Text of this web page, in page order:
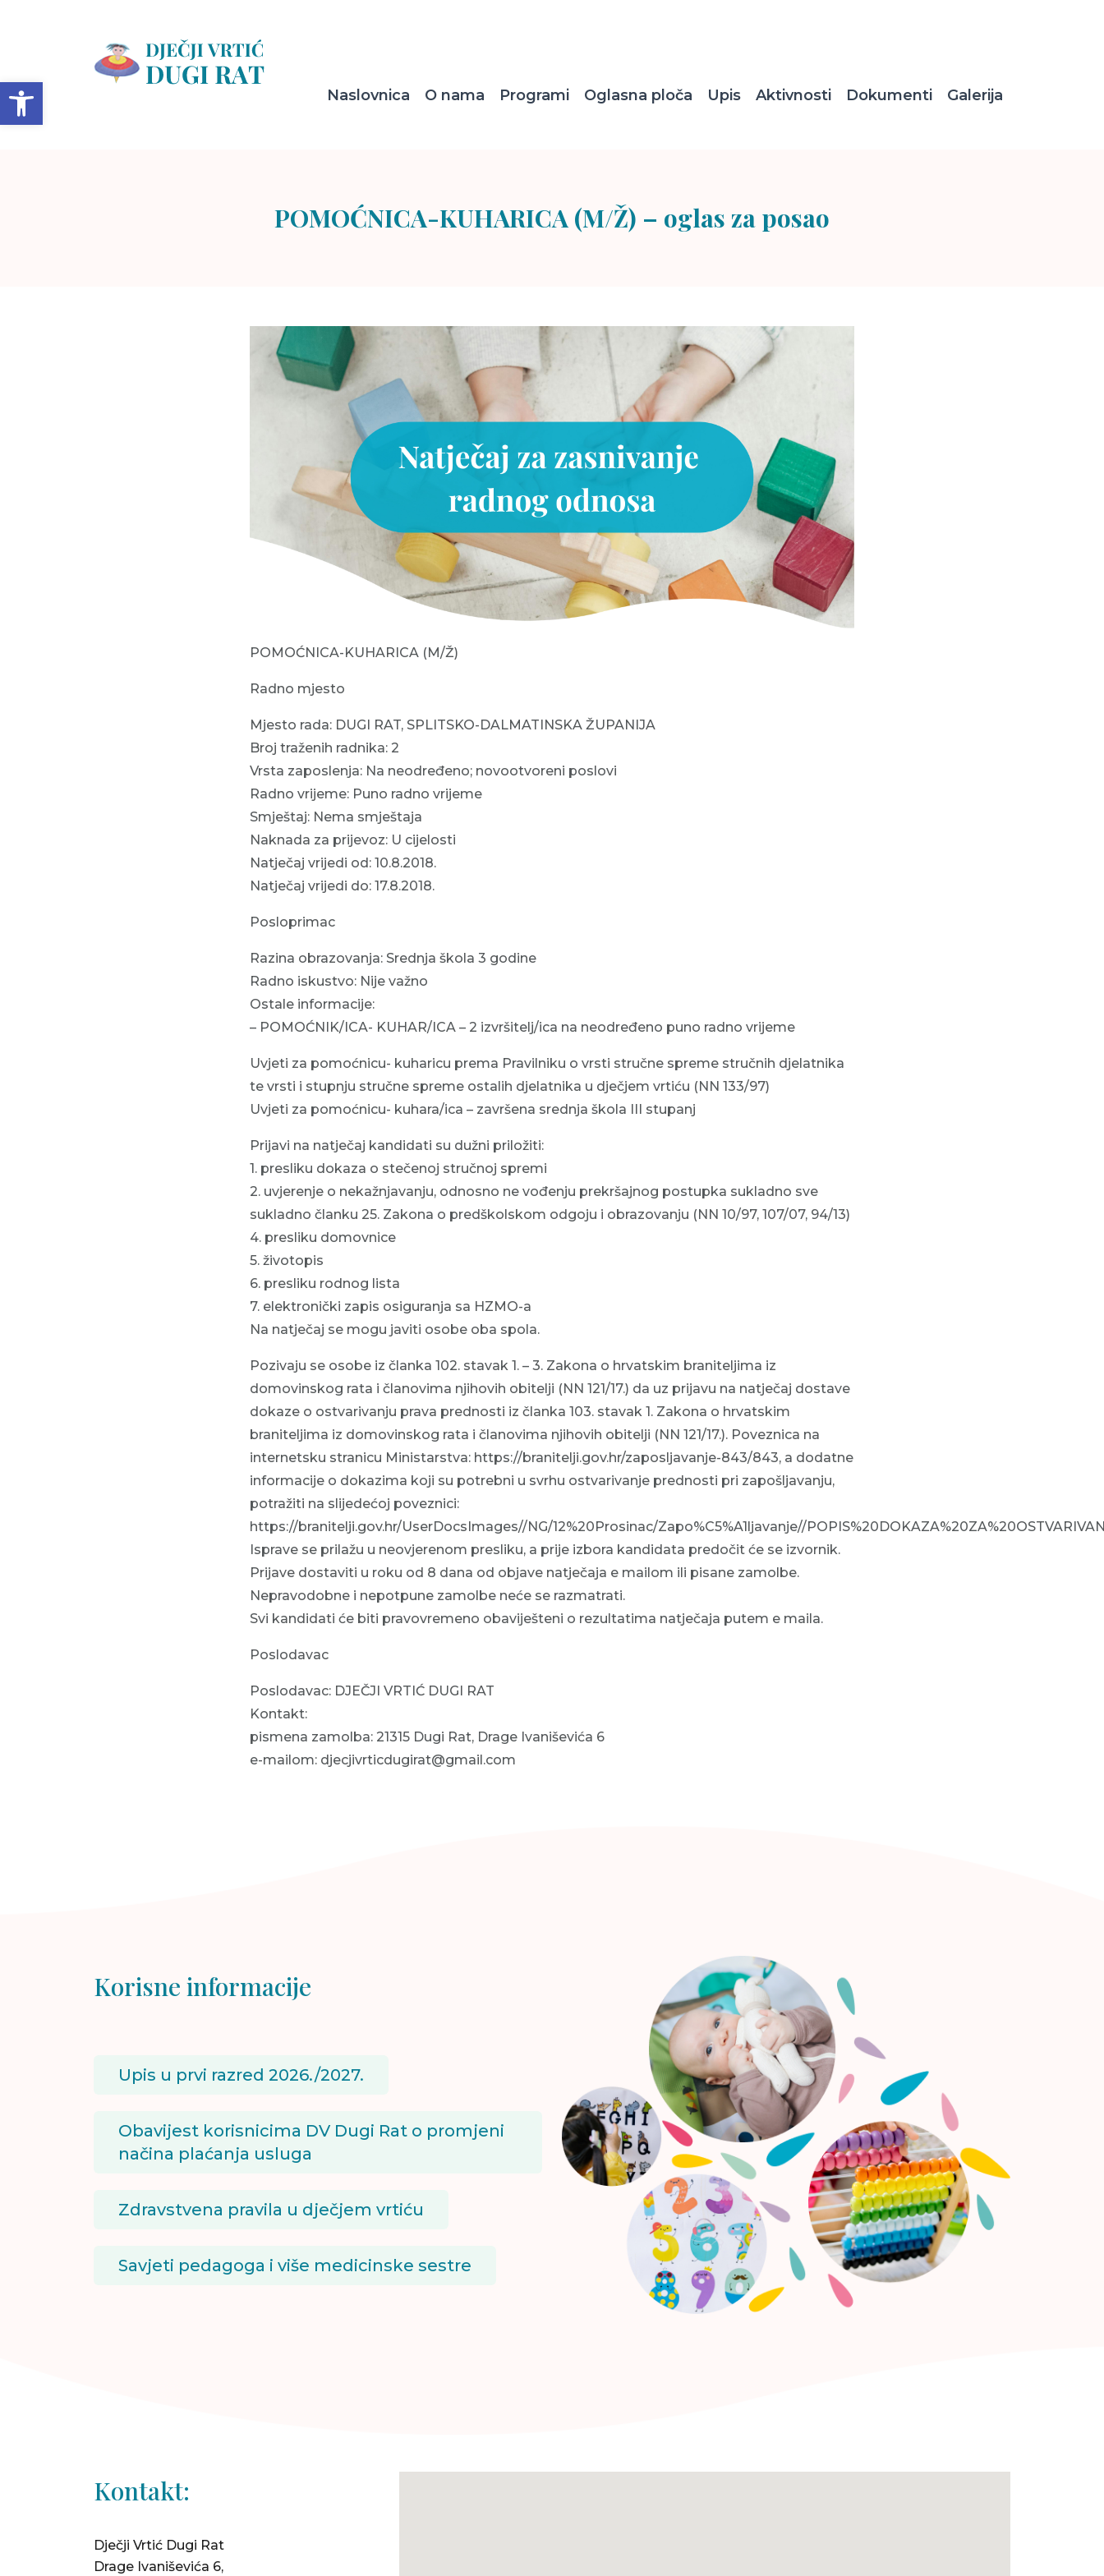
Open toolbar Naslovnica O nama Programi Oglasna ploča Upis Aktivnosti Dokumenti Galerija
POMOĆNICA-KUHARICA (M/Ž) – oglas za posao
POMOĆNICA-KUHARICA (M/Ž)
Radno mjesto
Mjesto rada: DUGI RAT, SPLITSKO-DALMATINSKA ŽUPANIJA
Broj traženih radnika: 2
Vrsta zaposlenja: Na neodređeno; novootvoreni poslovi
Radno vrijeme: Puno radno vrijeme
Smještaj: Nema smještaja
Naknada za prijevoz: U cijelosti
Natječaj vrijedi od: 10.8.2018.
Natječaj vrijedi do: 17.8.2018.
Posloprimac
Razina obrazovanja: Srednja škola 3 godine
Radno iskustvo: Nije važno
Ostale informacije:
– POMOĆNIK/ICA- KUHAR/ICA – 2 izvršitelj/ica na neodređeno puno radno vrijeme
Uvjeti za pomoćnicu- kuharicu prema Pravilniku o vrsti stručne spreme stručnih djelatnika
te vrsti i stupnju stručne spreme ostalih djelatnika u dječjem vrtiću (NN 133/97)
Uvjeti za pomoćnicu- kuhara/ica – završena srednja škola III stupanj
Prijavi na natječaj kandidati su dužni priložiti:
1. presliku dokaza o stečenoj stručnoj spremi
2. uvjerenje o nekažnjavanju, odnosno ne vođenju prekršajnog postupka sukladno sve
sukladno članku 25. Zakona o predškolskom odgoju i obrazovanju (NN 10/97, 107/07, 94/13)
4. presliku domovnice
5. životopis
6. presliku rodnog lista
7. elektronički zapis osiguranja sa HZMO-a
Na natječaj se mogu javiti osobe oba spola.
Pozivaju se osobe iz članka 102. stavak 1. – 3. Zakona o hrvatskim braniteljima iz
domovinskog rata i članovima njihovih obitelji (NN 121/17.) da uz prijavu na natječaj dostave
dokaze o ostvarivanju prava prednosti iz članka 103. stavak 1. Zakona o hrvatskim
braniteljima iz domovinskog rata i članovima njihovih obitelji (NN 121/17.). Poveznica na
internetsku stranicu Ministarstva: https://branitelji.gov.hr/zaposljavanje-843/843, a dodatne
informacije o dokazima koji su potrebni u svrhu ostvarivanje prednosti pri zapošljavanju,
potražiti na slijedećoj poveznici:
https://branitelji.gov.hr/UserDocsImages//NG/12%20Prosinac/Zapo%C5%A1ljavanje//
Isprave se prilažu u neovjerenom presliku, a prije izbora kandidata predočit će se izvornik.
Prijave dostaviti u roku od 8 dana od objave natječaja e mailom ili pisane zamolbe.
Nepravodobne i nepotpune zamolbe neće se razmatrati.
Svi kandidati će biti pravovremeno obaviješteni o rezultatima natječaja putem e maila.
Poslodavac
Poslodavac: DJEČJI VRTIĆ DUGI RAT
Kontakt:
pismena zamolba: 21315 Dugi Rat, Drage Ivaniševića 6
e-mailom: djecjivrticdugirat@gmail.com
Korisne informacije
Upis u prvi razred 2026./2027.
Obavijest korisnicima DV Dugi Rat o promjeni
načina plaćanja usluga
Zdravstvena pravila u dječjem vrtiću
Savjeti pedagoga i više medicinske sestre
Kontakt:
Dječji Vrtić Dugi Rat
Drage Ivaniševića 6,